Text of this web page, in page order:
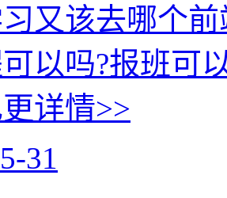
又该去哪个
以吗?报班可
详情>>
31